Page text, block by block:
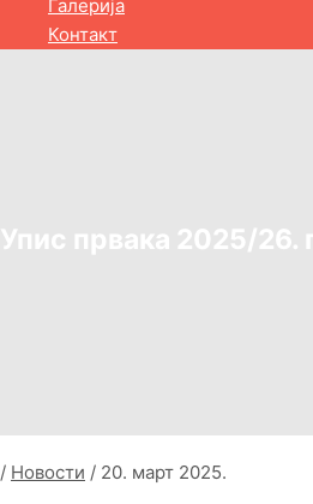
Галерија
Контакт
Упис првака 2025/26.
/ Новости / 20. март 2025.